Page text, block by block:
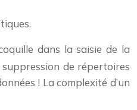
dans la saisie de la
de répertoires
! La complexité d’un